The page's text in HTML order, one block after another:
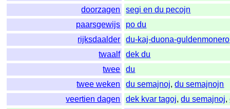
doorzagen
segi en du pecojn
paarsgewijs
po du
rijksdaalder
du-kaj-duona-guldenmonero
twaalf
dek du
twee
du
twee weken
du semajnoj,du semajnojn
veertien dagen
dek kvar tagoj,du semajnoj,